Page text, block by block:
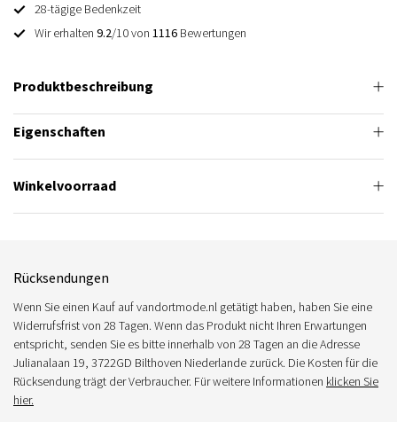
28-tägige Bedenkzeit
Wir erhalten 9.2/10 von 1116 Bewertungen
Produktbeschreibung
Eigenschaften
Winkelvoorraad
Rücksendungen
Wenn Sie einen Kauf auf vandortmode.nl getätigt haben, haben Sie eine
Widerrufsfrist von 28 Tagen. Wenn das Produkt nicht Ihren Erwartungen
entspricht, senden Sie es bitte innerhalb von 28 Tagen an die Adresse
Julianalaan 19, 3722GD Bilthoven Niederlande zurück. Die Kosten für die
Rücksendung trägt der Verbraucher. Für weitere Informationen klicken Sie
hier.